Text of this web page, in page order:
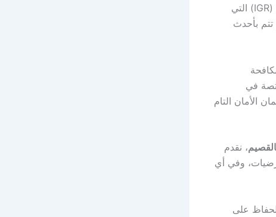
المساحيق في الأماكن الضيقة التي يصعب الوصول إليها، ومنظمات نمو الحشرات (IGR) التي
تتم بأحدث
في
الأمان التام
، نقدم
وفي أي
على